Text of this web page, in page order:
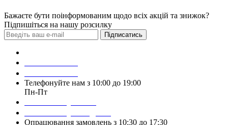
Бажаєте бути поінформованим щодо всіх акцій та знижок?
Підпишіться на нашу розсилку
Підписатись
Телефонуйте нам з 10:00 до 19:00
Пн-Пт
Опрацювання замовлень з 10:30 до 17:30